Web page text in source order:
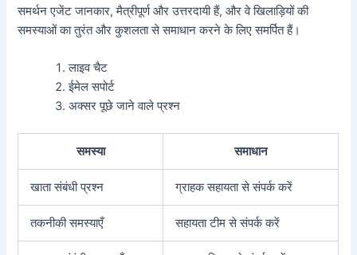
समर्थन एजेंट जानकार, मैत्रीपूर्ण और उत्तरदायी हैं, और वे खिलाड़ियों की
समस्याओं का तुरंत और कुशलता से समाधान करने के लिए समर्पित हैं।
लाइव चैट
ईमेल सपोर्ट
अक्सर पूछे जाने वाले प्रश्न
समस्या समाधान
खाता संबंधी प्रश्न ग्राहक सहायता से संपर्क करें
तकनीकी समस्याएँ सहायता टीम से संपर्क करें